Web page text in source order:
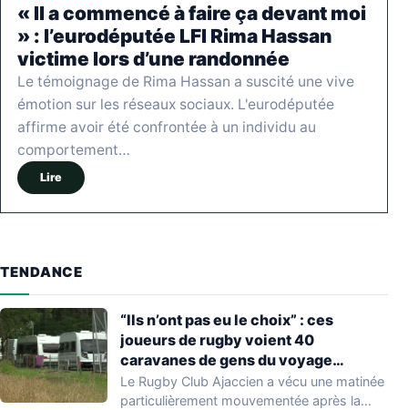
« Il a commencé à faire ça devant moi
» : l’eurodéputée LFI Rima Hassan
victime lors d’une randonnée
Le témoignage de Rima Hassan a suscité une vive
émotion sur les réseaux sociaux. L'eurodéputée
affirme avoir été confrontée à un individu au
comportement…
Lire
TENDANCE
“Ils n’ont pas eu le choix” : ces
joueurs de rugby voient 40
caravanes de gens du voyage
s’installer dans leur stade, ils les
délogent en moins d’1 heure
Le Rugby Club Ajaccien a vécu une matinée
particulièrement mouvementée après la